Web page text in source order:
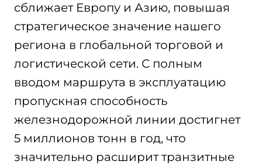
сближает Европу и Азию, повышая
стратегическое значение нашего
региона в глобальной торговой и
логистической сети. С полным
вводом маршрута в эксплуатацию
пропускная способность
железнодорожной линии достигнет
5 миллионов тонн в год, что
значительно расширит транзитные